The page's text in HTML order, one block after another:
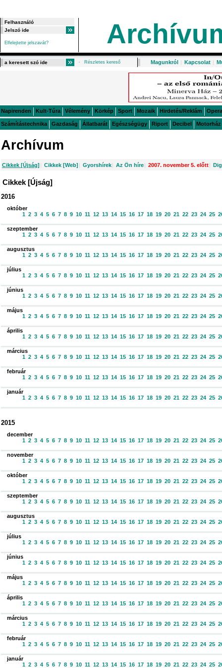
Elfelejtette jelszavát?
Részletes kereső Magunkról | Kapcsolat |
Napirenden Kult-Túra Vélemény Körkép Sport Mozaik Hirdetés/Reklám Opera
Számítástechnika Gazdaság Állatbarát Egészségügy Riport Decibel Motorház
Archívum
Cikkek [Újság] | Cikkek [Web] | Gyorshírek| Az Ön híre| 2007. november 5. előtt|
Cikkek [Újság]
2016
október
1 2 3 4 5 6 7 8 9 10 11 12 13 14 15 16 17 18 19 20 21 22 23 24 25
szeptember
1 2 3 4 5 6 7 8 9 10 11 12 13 14 15 16 17 18 19 20 21 22 23 24 25
augusztus
1 2 3 4 5 6 7 8 9 10 11 12 13 14 15 16 17 18 19 20 21 22 23 24 25
július
1 2 3 4 5 6 7 8 9 10 11 12 13 14 15 16 17 18 19 20 21 22 23 24 25
június
1 2 3 4 5 6 7 8 9 10 11 12 13 14 15 16 17 18 19 20 21 22 23 24 25
május
1 2 3 4 5 6 7 8 9 10 11 12 13 14 15 16 17 18 19 20 21 22 23 24 25
április
1 2 3 4 5 6 7 8 9 10 11 12 13 14 15 16 17 18 19 20 21 22 23 24 25
március
1 2 3 4 5 6 7 8 9 10 11 12 13 14 15 16 17 18 19 20 21 22 23 24 25
február
1 2 3 4 5 6 7 8 9 10 11 12 13 14 15 16 17 18 19 20 21 22 23 24 25
január
1 2 3 4 5 6 7 8 9 10 11 12 13 14 15 16 17 18 19 20 21 22 23 24 25
2015
december
1 2 3 4 5 6 7 8 9 10 11 12 13 14 15 16 17 18 19 20 21 22 23 24 25
november
1 2 3 4 5 6 7 8 9 10 11 12 13 14 15 16 17 18 19 20 21 22 23 24 25
október
1 2 3 4 5 6 7 8 9 10 11 12 13 14 15 16 17 18 19 20 21 22 23 24 25
szeptember
1 2 3 4 5 6 7 8 9 10 11 12 13 14 15 16 17 18 19 20 21 22 23 24 25
augusztus
1 2 3 4 5 6 7 8 9 10 11 12 13 14 15 16 17 18 19 20 21 22 23 24 25
július
1 2 3 4 5 6 7 8 9 10 11 12 13 14 15 16 17 18 19 20 21 22 23 24 25
június
1 2 3 4 5 6 7 8 9 10 11 12 13 14 15 16 17 18 19 20 21 22 23 24 25
május
1 2 3 4 5 6 7 8 9 10 11 12 13 14 15 16 17 18 19 20 21 22 23 24 25
április
1 2 3 4 5 6 7 8 9 10 11 12 13 14 15 16 17 18 19 20 21 22 23 24 25
március
1 2 3 4 5 6 7 8 9 10 11 12 13 14 15 16 17 18 19 20 21 22 23 24 25
február
1 2 3 4 5 6 7 8 9 10 11 12 13 14 15 16 17 18 19 20 21 22 23 24 25
január
1 2 3 4 5 6 7 8 9 10 11 12 13 14 15 16 17 18 19 20 21 22 23 24 25